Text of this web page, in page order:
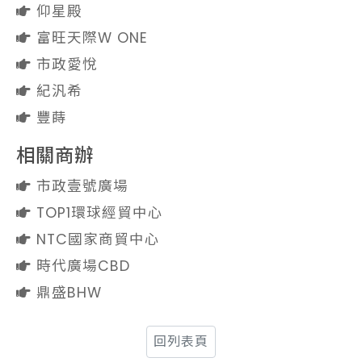
仰星殿
富旺天際W ONE
市政愛悅
紀汎希
豐蒔
相關商辦
市政壹號廣場
TOP1環球經貿中心
NTC國家商貿中心
時代廣場CBD
鼎盛BHW
回列表頁